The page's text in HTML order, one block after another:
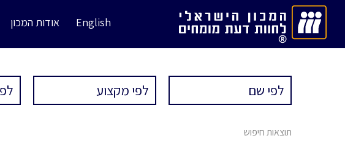
English אודות המכון
תוצאות חיפוש